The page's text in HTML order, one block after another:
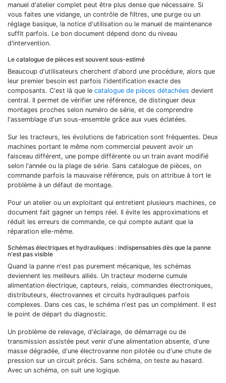
manuel d'atelier complet peut être plus dense que nécessaire. Si
vous faites une vidange, un contrôle de filtres, une purge ou un
réglage basique, la notice d'utilisation ou le manuel de maintenance
suffit parfois. Le bon document dépend donc du niveau
d'intervention.
Le catalogue de pièces est souvent sous-estimé
Beaucoup d'utilisateurs cherchent d'abord une procédure, alors que
leur premier besoin est parfois l'identification exacte des
composants. C'est là que le catalogue de pièces détachées devient
central. Il permet de vérifier une référence, de distinguer deux
montages proches selon numéro de série, et de comprendre
l'assemblage d'un sous-ensemble grâce aux vues éclatées.
Sur les tracteurs, les évolutions de fabrication sont fréquentes. Deux
machines portant le même nom commercial peuvent avoir un
faisceau différent, une pompe différente ou un train avant modifié
selon l'année ou la plage de série. Sans catalogue de pièces, on
commande parfois la mauvaise référence, puis on attribue à tort le
problème à un défaut de montage.
Pour un atelier ou un exploitant qui entretient plusieurs machines, ce
document fait gagner un temps réel. Il évite les approximations et
réduit les erreurs de commande, ce qui compte autant que la
réparation elle-même.
Schémas électriques et hydrauliques : indispensables dès que la panne
n'est pas visible
Quand la panne n'est pas purement mécanique, les schémas
deviennent les meilleurs alliés. Un tracteur moderne cumule
alimentation électrique, capteurs, relais, commandes électroniques,
distributeurs, électrovannes et circuits hydrauliques parfois
complexes. Dans ces cas, le schéma n'est pas un complément. Il est
le point de départ du diagnostic.
Un problème de relevage, d'éclairage, de démarrage ou de
transmission assistée peut venir d'une alimentation absente, d'une
masse dégradée, d'une électrovanne non pilotée ou d'une chute de
pression sur un circuit précis. Sans schéma, on teste au hasard.
Avec un schéma, on suit une logique.